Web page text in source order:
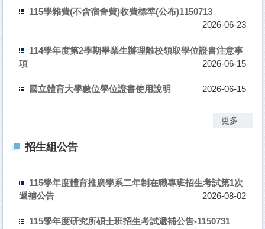
115學雜費(不含宿舍費)收費標準(公布)1150713
2026-06-23
114學年度第2學期畢業生辦理離校領取學位證書注意事
項
2026-06-15
國立體育大學數位學位證書使用說明 2026-06-15
更多...
招生組公告
115學年度體育推廣學系二年制在職專班招生考試第1次
遞補公告
2026-08-02
115學年度研究所碩士班招生考試遞補公告-1150731